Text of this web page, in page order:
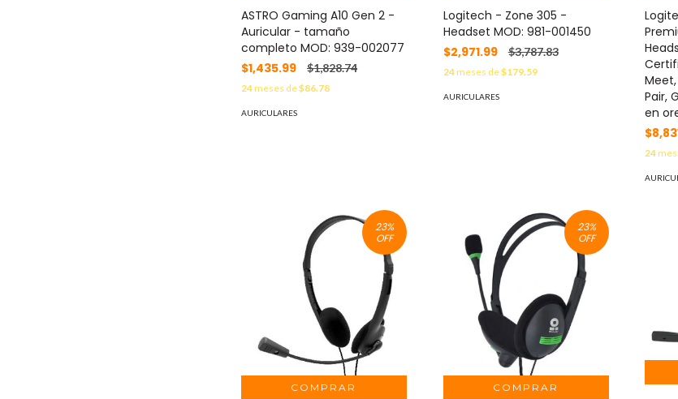
ASTRO Gaming A10 Gen 2 -
Auricular - tamaño
completo MOD: 939-002077
$1,435.99
$1,828.74
24meses de$86.78
AURICULARES
Logitech - Zone 305 -
Headset MOD: 981-001450
$2,971.99
$3,787.83
24meses de$179.59
AURICULARES
Pair,
en
24
23%
OFF
23%
OFF